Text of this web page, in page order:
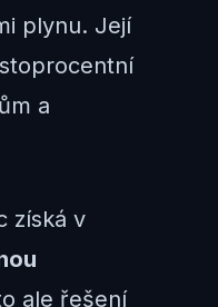
plynu. Její
a
získá v
ale řešení